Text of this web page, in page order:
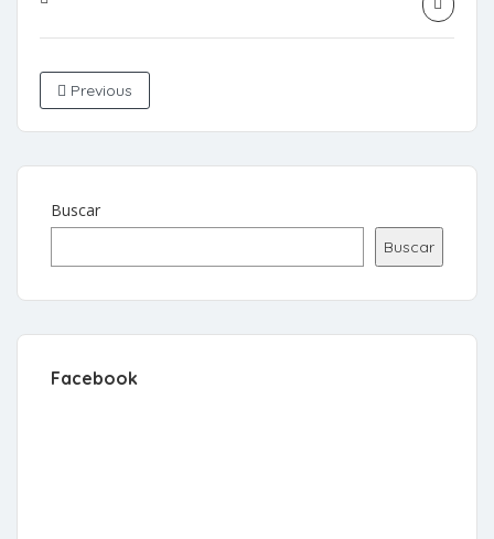
Previous
Buscar
Buscar
Facebook